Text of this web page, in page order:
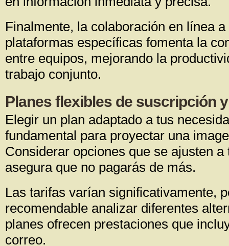
Finalmente, la colaboración en línea
plataformas específicas fomenta la
entre equipos, mejorando la
trabajo conjunto.
Planes flexibles de suscripción
Elegir un plan adaptado a tus
fundamental para proyectar una
Considerar opciones que se ajusten a
asegura que no pagarás de más.
Las tarifas varían significativamente,
recomendable analizar diferentes
planes ofrecen prestaciones que
correo.